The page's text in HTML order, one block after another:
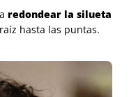
redondear la silueta
hasta las puntas.